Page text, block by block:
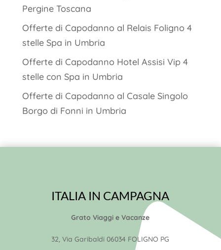
Pergine Toscana
Offerte di Capodanno al Relais Foligno 4
stelle Spa in Umbria
Offerte di Capodanno Hotel Assisi Vip 4
stelle con Spa in Umbria
Offerte di Capodanno al Casale Singolo
Borgo di Fonni in Umbria
ITALIA IN CAMPAGNA
Grato Viaggi e Vacanze
32, Via Garibaldi 06034 FOLIGNO PG